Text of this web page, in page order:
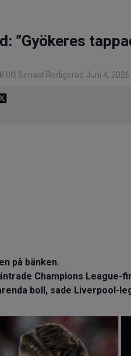
”Gyökeres
Senast Redigerad Juni 4, 2026
på bänken.
Champions League-
boll, sade Liverpool-